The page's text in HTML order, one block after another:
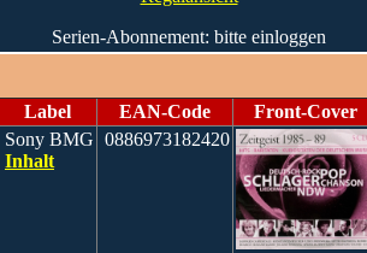
Serien-Abonnement: bitte einloggen
Label EAN-Code
Front-Cover
Sony BMG
Inhalt
0886973182420